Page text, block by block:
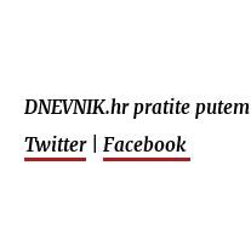
DNEVNIK.hr pratite putem
Twitter| Facebook